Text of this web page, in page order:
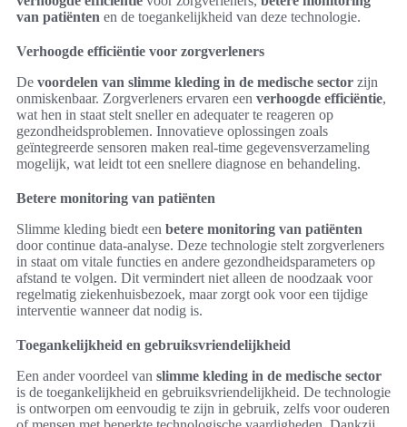
van patiënten en de toegankelijkheid van deze technologie.
Verhoogde efficiëntie voor zorgverleners
De voordelen van slimme kleding in de medische sector zijn
onmiskenbaar. Zorgverleners ervaren een verhoogde efficiëntie,
wat hen in staat stelt sneller en adequater te reageren op
gezondheidsproblemen. Innovatieve oplossingen zoals
geïntegreerde sensoren maken real-time gegevensverzameling
mogelijk, wat leidt tot een snellere diagnose en behandeling.
Betere monitoring van patiënten
Slimme kleding biedt een betere monitoring van patiënten
door continue data-analyse. Deze technologie stelt zorgverleners
in staat om vitale functies en andere gezondheidsparameters op
afstand te volgen. Dit vermindert niet alleen de noodzaak voor
regelmatig ziekenhuisbezoek, maar zorgt ook voor een tijdige
interventie wanneer dat nodig is.
Toegankelijkheid en gebruiksvriendelijkheid
Een ander voordeel van slimme kleding in de medische sector
is de toegankelijkheid en gebruiksvriendelijkheid. De technologie
is ontworpen om eenvoudig te zijn in gebruik, zelfs voor ouderen